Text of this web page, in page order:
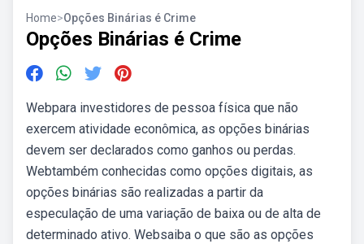
Home>Opções Binárias é Crime
Opções Binárias é Crime
Webpara investidores de pessoa física que não
exercem atividade econômica, as opções binárias
devem ser declarados como ganhos ou perdas.
Webtambém conhecidas como opções digitais, as
opções binárias são realizadas a partir da
especulação de uma variação de baixa ou de alta de
determinado ativo. Websaiba o que são as opções